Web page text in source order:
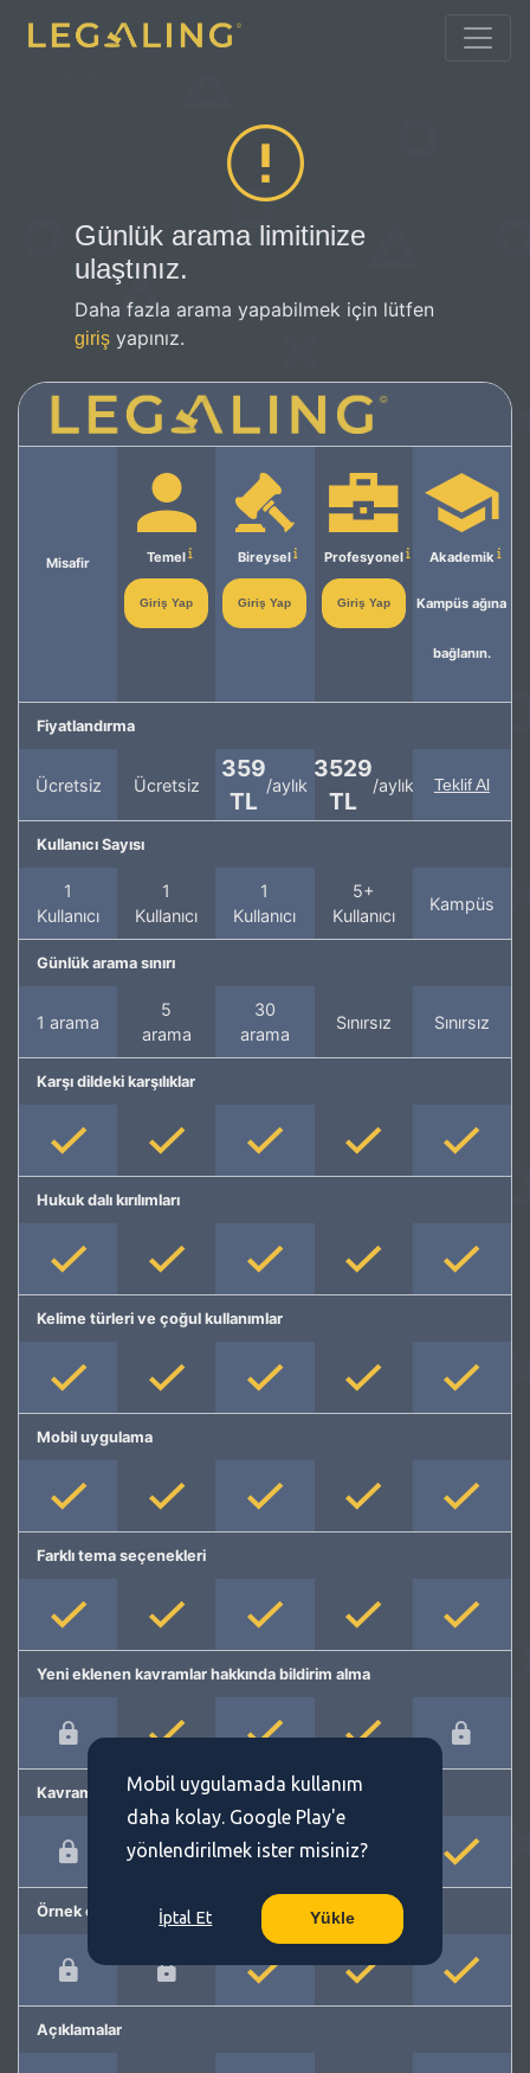
Günlük arama limitinize
ulaştınız.
Daha fazla arama yapabilmek için lütfen
giriş yapınız.
Misafir Temel
Giriş Yap
Bireysel
Giriş Yap
Profesyonel
Giriş Yap
Akademik
Kampüs ağına
bağlanın.
Fiyatlandırma
Ücretsiz Ücretsiz
359
TL
/aylık
3529
TL
/aylık Teklif Al
Kullanıcı Sayısı
1
Kullanıcı
1
Kullanıcı
1
Kullanıcı
5+
Kullanıcı
Kampüs
Günlük arama sınırı
1 arama
5
arama
30
arama
Sınırsız Sınırsız
Karşı dildeki karşılıklar
Hukuk dalı kırılımları
Kelime türleri ve çoğul kullanımlar
Mobil uygulama
Farklı tema seçenekleri
Yeni eklenen kavramlar hakkında bildirim alma
Kavram önerme
Örnek cümleler
Açıklamalar
Mobil uygulamada kullanım
daha kolay. Google Play'e
yönlendirilmek ister misiniz?
İptal Et Yükle